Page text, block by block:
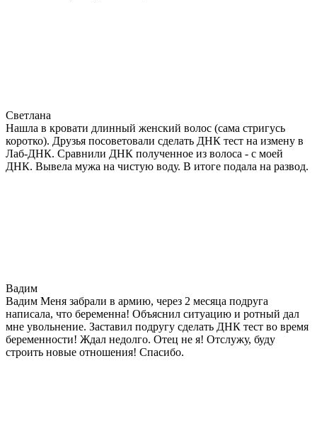
Светлана
Нашла в кровати длинный женский волос (сама стригусь
коротко). Друзья посоветовали сделать ДНК тест на измену в
Лаб-ДНК. Сравнили ДНК полученное из волоса - с моей
ДНК. Вывела мужа на чистую воду. В итоге подала на развод.
Вадим
Вадим Меня забрали в армию, через 2 месяца подруга
написала, что беременна! Объяснил ситуацию и ротный дал
мне увольнение. Заставил подругу сделать ДНК тест во время
беременности! Ждал недолго. Отец не я! Отслужу, буду
строить новые отношения! Спасибо.